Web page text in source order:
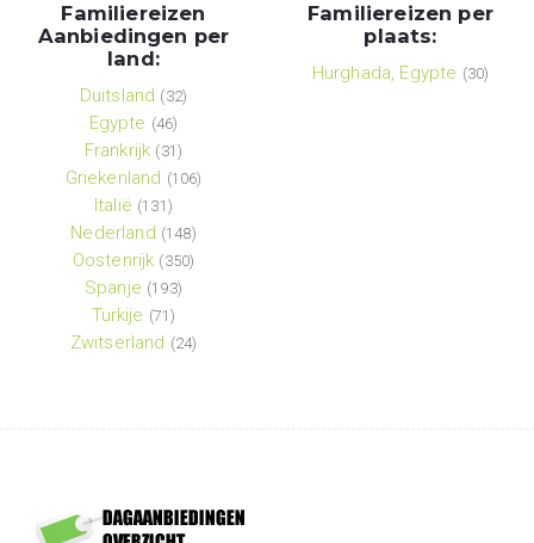
Familiereizen
Aanbiedingen per
land:
Duitsland (32)
Egypte (46)
Frankrijk (31)
Griekenland (106)
Italië (131)
Nederland (148)
Oostenrijk (350)
Spanje (193)
Turkije (71)
Zwitserland (24)
Familiereizen per
plaats:
Hurghada, Egypte (30)